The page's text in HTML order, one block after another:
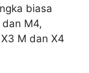
biasa
M4,
M dan X4